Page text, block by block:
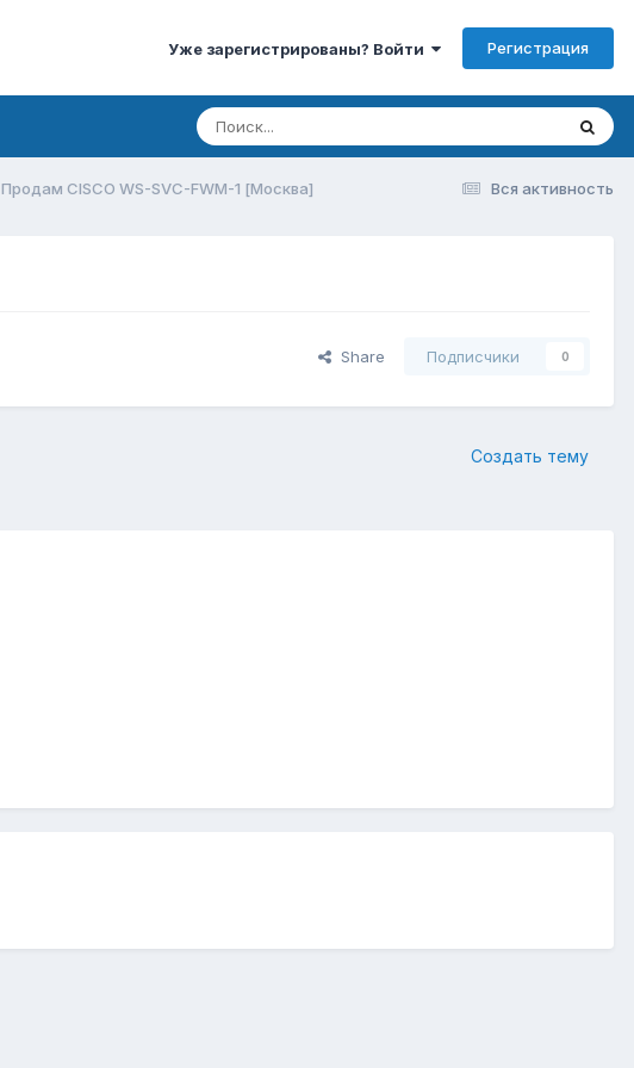
Уже зарегистрированы? Войти Регистрация
Вся активность
Продам CISCO WS-SVC-FWM-1 [Москва]
Share Подписчики 0
Создать тему